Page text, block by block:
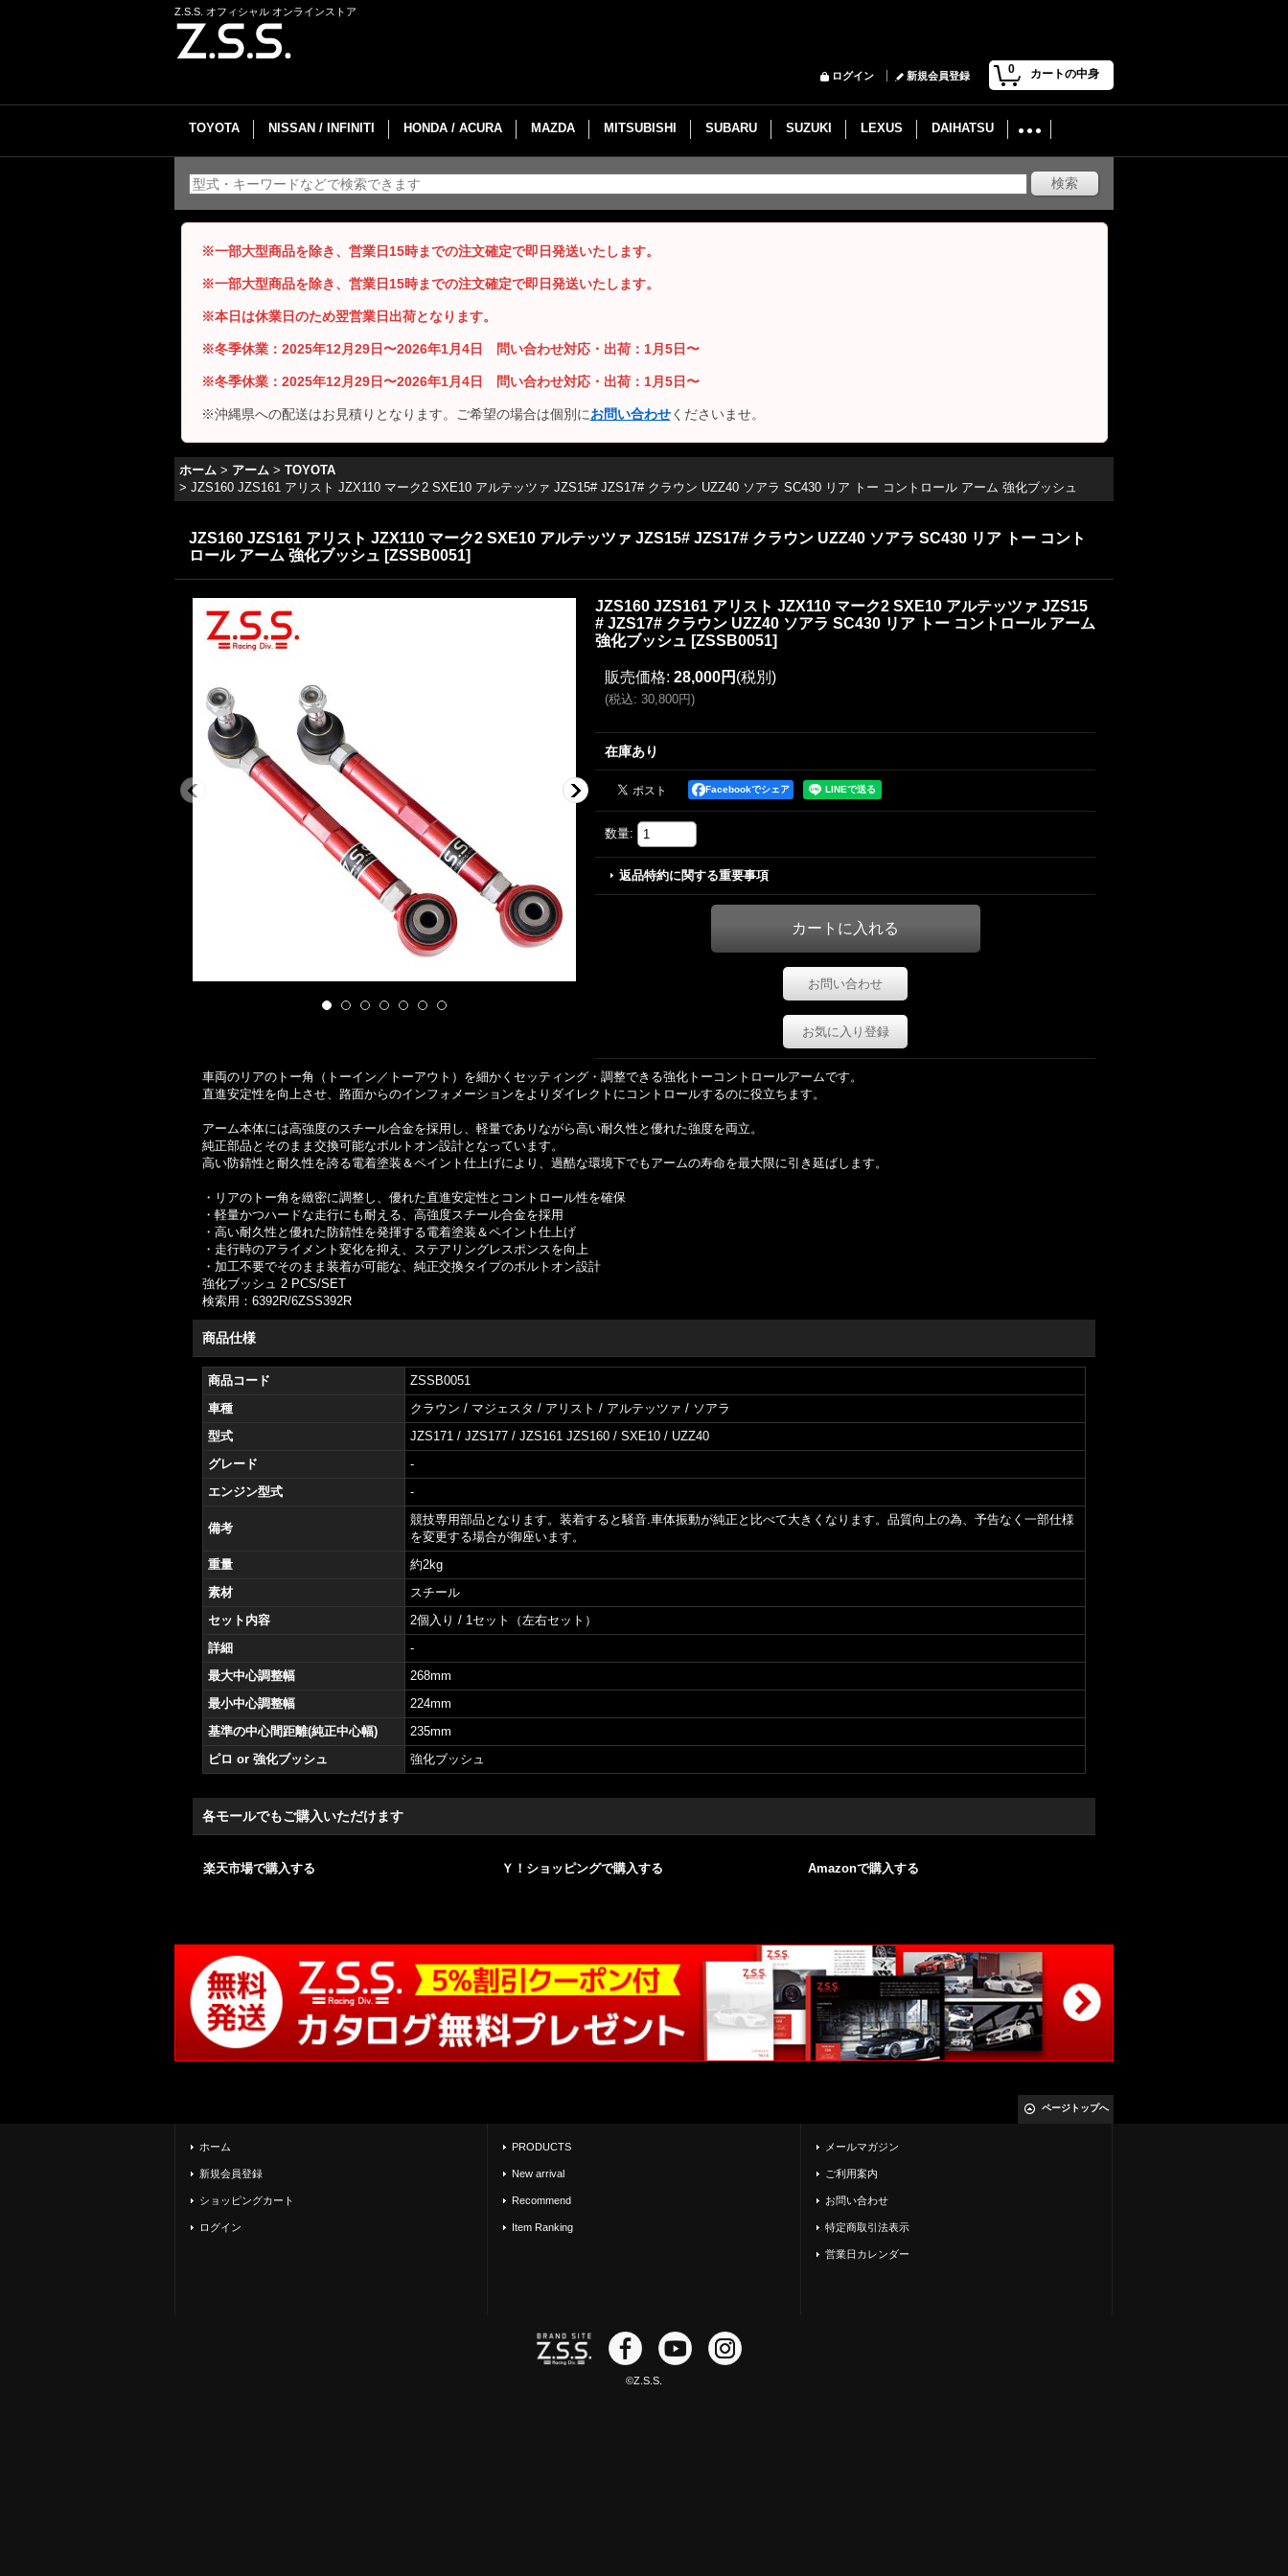
Z.S.S. オフィシャル オンラインストア
0 カートの中身
ログイン 新規会員登録
TOYOTA NISSAN / INFINITI HONDA / ACURA MAZDA MITSUBISHI SUBARU SUZUKI LEXUS DAIHATSU
※一部大型商品を除き、営業日15時までの注文確定で即日発送いたします。
※一部大型商品を除き、営業日15時までの注文確定で即日発送いたします。
※本日は休業日のため翌営業日出荷となります。
※冬季休業：2025年12月29日〜2026年1月4日 問い合わせ対応・出荷：1月5日〜
※冬季休業：2025年12月29日〜2026年1月4日 問い合わせ対応・出荷：1月5日〜
※沖縄県への配送はお見積りとなります。ご希望の場合は個別にお問い合わせくださいませ。
ホーム > アーム > TOYOTA
> JZS160 JZS161 アリスト JZX110 マーク2 SXE10 アルテッツァ JZS15# JZS17# クラウン UZZ40 ソアラ SC430 リア トー コントロール アーム 強化ブッシュ
JZS160 JZS161 アリスト JZX110 マーク2 SXE10 アルテッツァ JZS15# JZS17# クラウン UZZ40 ソアラ SC430 リア トー コント
ロール アーム 強化ブッシュ [ZSSB0051]
JZS160 JZS161 アリスト JZX110 マーク2 SXE10 アルテッツァ JZS15
# JZS17# クラウン UZZ40 ソアラ SC430 リア トー コントロール アーム
強化ブッシュ [ZSSB0051]
販売価格: 28,000円 (税別)
(税込: 30,800円)
在庫あり
Facebookでシェア
数量:
返品特約に関する重要事項
お問い合わせ
お気に入り登録
車両のリアのトー角（トーイン／トーアウト）を細かくセッティング・調整できる強化トーコントロールアームです。
直進安定性を向上させ、路面からのインフォメーションをよりダイレクトにコントロールするのに役立ちます。
アーム本体には高強度のスチール合金を採用し、軽量でありながら高い耐久性と優れた強度を両立。
純正部品とそのまま交換可能なボルトオン設計となっています。
高い防錆性と耐久性を誇る電着塗装＆ペイント仕上げにより、過酷な環境下でもアームの寿命を最大限に引き延ばします。
・リアのトー角を緻密に調整し、優れた直進安定性とコントロール性を確保
・軽量かつハードな走行にも耐える、高強度スチール合金を採用
・高い耐久性と優れた防錆性を発揮する電着塗装＆ペイント仕上げ
・走行時のアライメント変化を抑え、ステアリングレスポンスを向上
・加工不要でそのまま装着が可能な、純正交換タイプのボルトオン設計
強化ブッシュ 2 PCS/SET
検索用：6392R/6ZSS392R
商品仕様
商品コード
ZSSB0051
車種
クラウン / マジェスタ / アリスト / アルテッツァ / ソアラ
型式
JZS171 / JZS177 / JZS161 JZS160 / SXE10 / UZZ40
グレード
-
エンジン型式
-
備考
競技専用部品となります。装着すると騒音.車体振動が純正と比べて大きくなります。品質向上の為、予告なく一部仕様
を変更する場合が御座います。
重量
約2kg
素材
スチール
セット内容
2個入り / 1セット（左右セット）
詳細
-
最大中心調整幅
268mm
最小中心調整幅
224mm
基準の中心間距離(純正中心幅)
235mm
ピロ or 強化ブッシュ
強化ブッシュ
各モールでもご購入いただけます
楽天市場で購入する Ｙ！ショッピングで購入する Amazonで購入する
ページトップへ
ホーム
新規会員登録
ショッピングカート
ログイン
PRODUCTS
New arrival
Recommend
Item Ranking
メールマガジン
ご利用案内
お問い合わせ
特定商取引法表示
営業日カレンダー
©Z.S.S.